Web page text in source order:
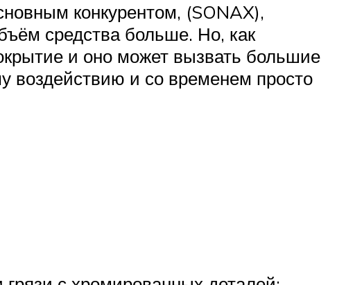
конкурентом, (SONAX),
средства больше. Но, как
и оно может вызвать большие
воздействию и со временем просто